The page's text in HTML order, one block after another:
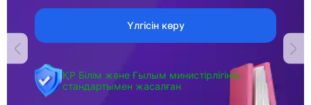
Үлгісін көру
ҚР Білім және Ғылым министірлігінің
стандартымен жасалған